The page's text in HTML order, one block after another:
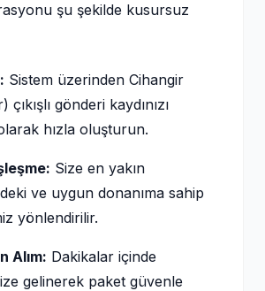
şu şekilde kusursuz
Sistem üzerinden Cihangir
çıkışlı gönderi kaydınızı
hızla oluşturun.
Size en yakın
ve uygun donanıma sahip
yönlendirilir.
Alım: Dakikalar içinde
gelinerek paket güvenle